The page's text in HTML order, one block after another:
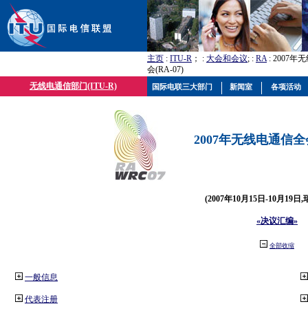
主页 : ITU-R ； : 大会和会议; : RA: 2007年
会(RA-07)
无线电通信部门(ITU-R)
2007年无线电通信
(2007年10月15日-10月19日,
«决议汇编»
全部收缩
一般信息
代表注册
国际电联三大部门 新闻室 各项活动